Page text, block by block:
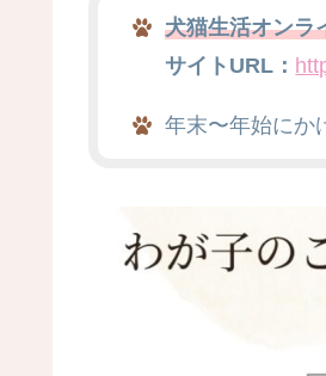
犬猫生活オンラ
サイトURL：
年末〜年始にか